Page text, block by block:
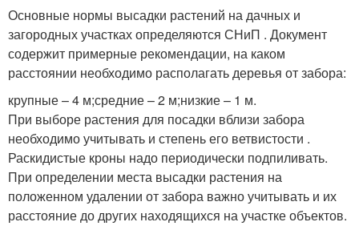
Основные нормы высадки растений на дачных и
загородных участках определяются СНиП . Документ
содержит примерные рекомендации, на каком
расстоянии необходимо располагать деревья от забора:
крупные – 4 м;средние – 2 м;низкие – 1 м.
При выборе растения для посадки вблизи забора
необходимо учитывать и степень его ветвистости .
Раскидистые кроны надо периодически подпиливать.
При определении места высадки растения на
положенном удалении от забора важно учитывать и их
расстояние до других находящихся на участке объектов.